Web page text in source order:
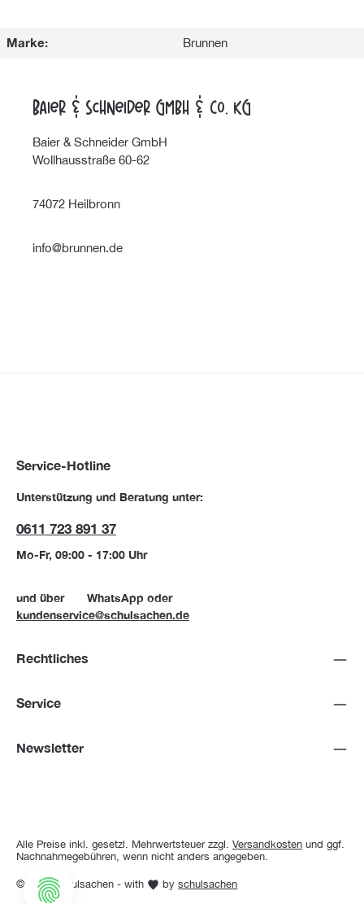
Marke: Brunnen
Baier & Schneider GmbH & Co. KG
Baier & Schneider GmbH
Wollhausstraße 60-62
74072 Heilbronn
info@brunnen.de
Service-Hotline
Unterstützung und Beratung unter:
0611 723 891 37
Mo-Fr, 09:00 - 17:00 Uhr
und über WhatsApp oder
kundenservice@schulsachen.de
Rechtliches
Service
Newsletter
© 2026 Schulsachen - with byschulsachen
Alle Preise inkl. gesetzl. Mehrwertsteuer zzgl. Versandkosten und ggf.
Nachnahmegebühren, wenn nicht anders angegeben.